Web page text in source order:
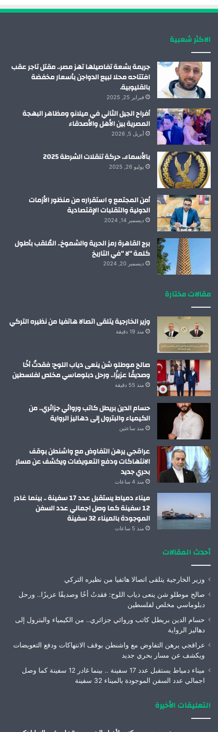
م
الاكثر شعبية
جريمة بشعة تفاصيلها تهز مصر.. مقتل تاجر عقب
افتتاحه محلا لبيع الدواجن بأسعار مخفضة
بالقليوبية.
فبراير 25, 2025
أفراح الجيل الثاني في ميلانو ومظاهر البهجة
المصرية بين الأهل والأصدقاء
أبريل 5, 2026
بالأسماء.. حركة تنقلات الشرطة 2025
يوليو 26, 2025
أمن المجتمع و استقراره من منظور الأزمات
الدولية والتقلبات الإقتصادية
ديسمبر 14, 2024
برج القاهرة رمز الحرية والشموخ.. المُلقب بأطول
كلمة “لا “في التاريخ
ديسمبر 20, 2024
مقالات مختارة
وزير الخارجية يتلقى اتصالا هاتفيا من نظيره التركي
منذ 19 دقيقة
صالح موطلو شن ينعى دياب اللوح: فقدتُ أخًا
وصديقًا عزيزًا.. ورحل دبلوماسي مخلص لفلسطين
منذ 55 دقيقة
حسام الدين بريطل كاتب وروائي جزائري.. من
الكيمياء والبترول إلى دهاليز الرواية
منذ ساعتين
عراقجي يرهن التفاوض مع واشنطن بوقف
الانتهاكات ودفع التعويضات ويكشف عن مسار
بحري جديد
منذ 4 ساعات
ميناء دمياط يستقبل عدد 17 سفينة .. بينما غادر
12 سفينة كما وصل اجمالي عدد السفن
الموجودة بالميناء 32 سفينة
منذ 5 ساعات
أحدث المقالات
وزير الخارجية يتلقى اتصالا هاتفيا من نظيره التركي
صالح موطلو شن ينعى دياب اللوح: فقدتُ أخًا وصديقًا عزيزًا.. ورحل
دبلوماسي مخلص لفلسطين
حسام الدين بريطل كاتب وروائي جزائري.. من الكيمياء والبترول إلى
دهاليز الرواية
عراقجي يرهن التفاوض مع واشنطن بوقف الانتهاكات ودفع التعويضات
ويكشف عن مسار بحري جديد
ميناء دمياط يستقبل عدد 17 سفينة .. بينما غادر 12 سفينة كما وصل
اجمالي عدد السفن الموجودة بالميناء 32 سفينة
التعليقات الأخيرة